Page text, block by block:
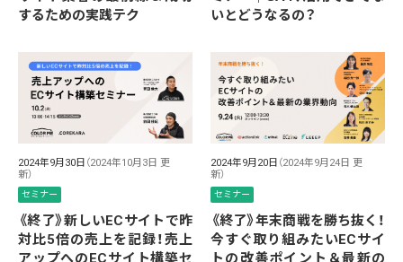
するための実践テク
いとどうなるの？
2024年9月30日 （2024年10月3日 更
新）
セミナー
《終了》新しいECサイトで昨
対比5倍の売上を記録！売上
アップへのECサイト構築セ
2024年9月20日 （2024年9月24日 更
新）
セミナー
《終了》年末商戦を勝ち抜く！
今すぐ取り組みたいECサイ
トの改善ポイント＆最新の